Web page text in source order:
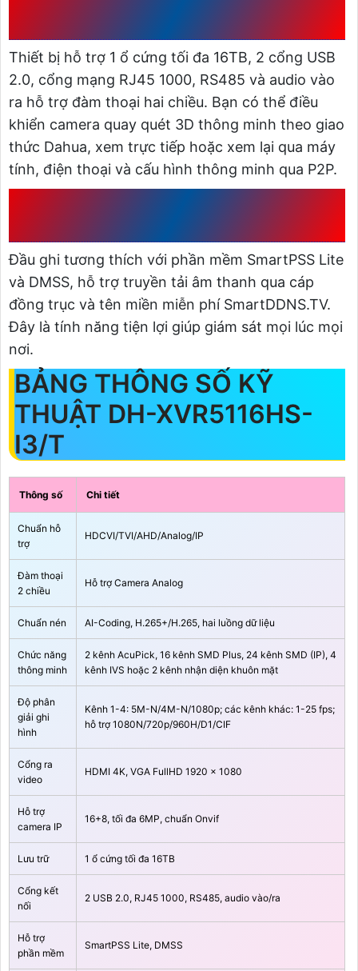
Thiết bị hỗ trợ 1 ổ cứng tối đa 16TB, 2 cổng USB
2.0, cổng mạng RJ45 1000, RS485 và audio vào
ra hỗ trợ đàm thoại hai chiều. Bạn có thể điều
khiển camera quay quét 3D thông minh theo giao
thức Dahua, xem trực tiếp hoặc xem lại qua máy
tính, điện thoại và cấu hình thông minh qua P2P.
Đầu ghi tương thích với phần mềm SmartPSS Lite
và DMSS, hỗ trợ truyền tải âm thanh qua cáp
đồng trục và tên miền miễn phí SmartDDNS.TV.
Đây là tính năng tiện lợi giúp giám sát mọi lúc mọi
nơi.
BẢNG THÔNG SỐ KỸ
THUẬT DH-XVR5116HS-
I3/T
Thông số Chi tiết
Chuẩn hỗ
trợ
HDCVI/TVI/AHD/Analog/IP
Đàm thoại
2 chiều
Hỗ trợ Camera Analog
Chuẩn nén AI-Coding, H.265+/H.265, hai luồng dữ liệu
Chức năng
thông minh
2 kênh AcuPick, 16 kênh SMD Plus, 24 kênh SMD (IP), 4
kênh IVS hoặc 2 kênh nhận diện khuôn mặt
Độ phân
giải ghi
hình
Kênh 1-4: 5M-N/4M-N/1080p; các kênh khác: 1-25 fps;
hỗ trợ 1080N/720p/960H/D1/CIF
Cổng ra
video
HDMI 4K, VGA FullHD 1920 × 1080
Hỗ trợ
camera IP
16+8, tối đa 6MP, chuẩn Onvif
Lưu trữ 1 ổ cứng tối đa 16TB
Cổng kết
nối
2 USB 2.0, RJ45 1000, RS485, audio vào/ra
Hỗ trợ
phần mềm
SmartPSS Lite, DMSS